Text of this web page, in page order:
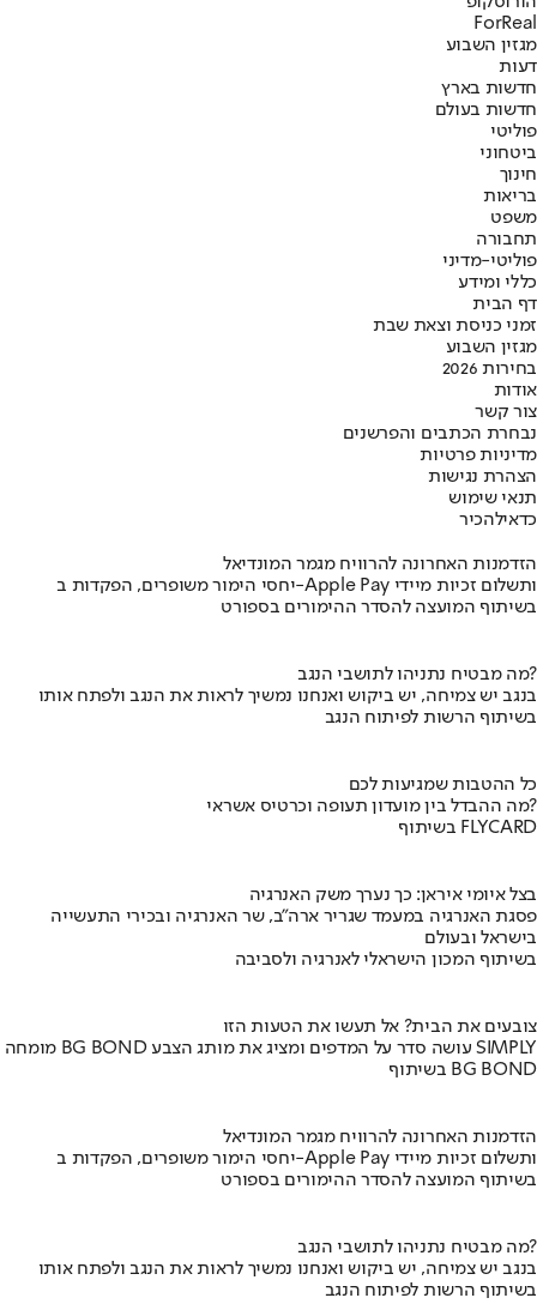
ForReal
מגזין השבוע
דעות
חדשות בארץ
חדשות בעולם
פוליטי
ביטחוני
חינוך
בריאות
משפט
תחבורה
פוליטי-מדיני
כללי ומידע
דף הבית
זמני כניסת וצאת שבת
מגזין השבוע
בחירות 2026
אודות
צור קשר
נבחרת הכתבים והפרשנים
מדיניות פרטיות
הצהרת נגישות
תנאי שימוש
כדאילהכיר
הזדמנות האחרונה להרוויח מגמר המונדיאל
יחסי הימור משופרים, הפקדות ב-Apple Pay ותשלום זכיות מיידי
בשיתוף המועצה להסדר ההימורים בספורט
מה מבטיח נתניהו לתושבי הנגב?
בנגב יש צמיחה, יש ביקוש ואנחנו נמשיך לראות את הנגב ולפתח אותו
בשיתוף הרשות לפיתוח הנגב
כל ההטבות שמגיעות לכם
מה ההבדל בין מועדון תעופה וכרטיס אשראי?
בשיתוף FLYCARD
בצל איומי איראן: כך נערך משק האנרגיה
פסגת האנרגיה במעמד שגריר ארה"ב, שר האנרגיה ובכירי התעשייה
בישראל ובעולם
בשיתוף המכון הישראלי לאנרגיה ולסביבה
צובעים את הבית? אל תעשו את הטעות הזו
מומחה BG BOND עושה סדר על המדפים ומציג את מותג הצבע SIMPLY
בשיתוף BG BOND
הזדמנות האחרונה להרוויח מגמר המונדיאל
יחסי הימור משופרים, הפקדות ב-Apple Pay ותשלום זכיות מיידי
בשיתוף המועצה להסדר ההימורים בספורט
מה מבטיח נתניהו לתושבי הנגב?
בנגב יש צמיחה, יש ביקוש ואנחנו נמשיך לראות את הנגב ולפתח אותו
בשיתוף הרשות לפיתוח הנגב